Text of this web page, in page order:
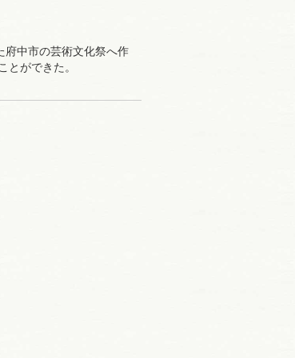
中市の芸術文化祭へ作
とができた。